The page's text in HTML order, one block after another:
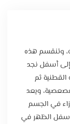
وتنقسم هذه
أسفل نجد
القطنية ثم
ويعد
في الجسم
أسفل الظهر في